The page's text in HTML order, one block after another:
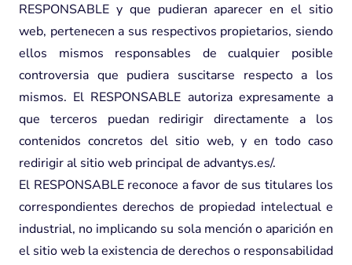
RESPONSABLE y que pudieran aparecer en el sitio
web, pertenecen a sus respectivos propietarios, siendo
ellos mismos responsables de cualquier posible
controversia que pudiera suscitarse respecto a los
mismos. El RESPONSABLE autoriza expresamente a
que terceros puedan redirigir directamente a los
contenidos concretos del sitio web, y en todo caso
redirigir al sitio web principal de advantys.es/.
El RESPONSABLE reconoce a favor de sus titulares los
correspondientes derechos de propiedad intelectual e
industrial, no implicando su sola mención o aparición en
el sitio web la existencia de derechos o responsabilidad